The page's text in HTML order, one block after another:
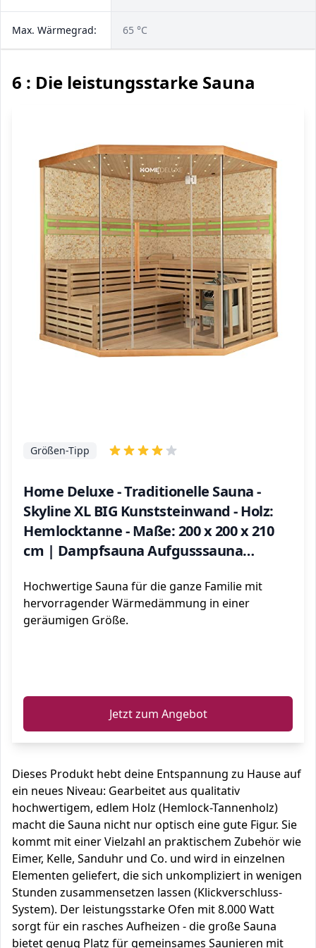
Max. Wärmegrad: 65 °C
6 : Die leistungsstarke Sauna
Home Deluxe - Traditionelle Sauna -
Skyline XL BIG Kunststeinwand - Holz:
Hemlocktanne - Maße: 200 x 200 x 210
cm | Dampfsauna Aufgusssauna
Größen-Tipp
Hochwertige Sauna für die ganze Familie mit
hervorragender Wärmedämmung in einer
geräumigen Größe.
Jetzt zum Angebot
Dieses Produkt hebt deine Entspannung zu Hause auf
ein neues Niveau: Gearbeitet aus qualitativ
hochwertigem, edlem Holz (Hemlock-Tannenholz)
macht die Sauna nicht nur optisch eine gute Figur. Sie
kommt mit einer Vielzahl an praktischem Zubehör wie
Eimer, Kelle, Sanduhr und Co. und wird in einzelnen
Elementen geliefert, die sich unkompliziert in wenigen
Stunden zusammensetzen lassen (Klickverschluss-
System). Der leistungsstarke Ofen mit 8.000 Watt
sorgt für ein rasches Aufheizen - die große Sauna
bietet genug Platz für gemeinsames Saunieren mit